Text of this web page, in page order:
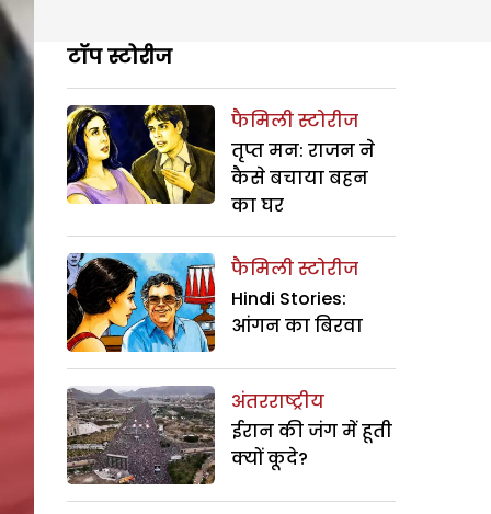
टॉप स्टोरीज
फैमिली स्टोरीज
तृप्त मन: राजन ने
कैसे बचाया बहन
का घर
फैमिली स्टोरीज
Hindi Stories:
आंगन का बिरवा
अंतरराष्ट्रीय
ईरान की जंग में हूती
क्यों कूदे?